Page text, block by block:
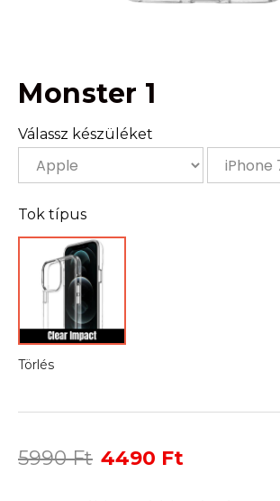
Monster 1
Válassz készüléket
Tok típus
Törlés
5990Ft Original
4490 Ft